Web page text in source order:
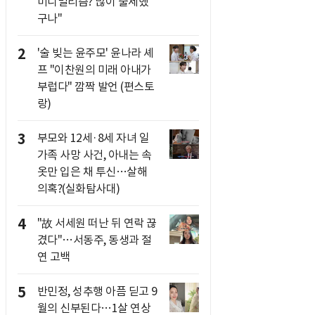
구나"
2
'술 빚는 윤주모' 윤나라 셰
프 "이찬원의 미래 아내가
부럽다" 깜짝 발언 (편스토
랑)
3
부모와 12세·8세 자녀 일
가족 사망 사건, 아내는 속
옷만 입은 채 투신…살해
의혹?(실화탐사대)
4
"故 서세원 떠난 뒤 연락 끊
겼다"…서동주, 동생과 절
연 고백
5
반민정, 성추행 아픔 딛고 9
월의 신부된다…1살 연상